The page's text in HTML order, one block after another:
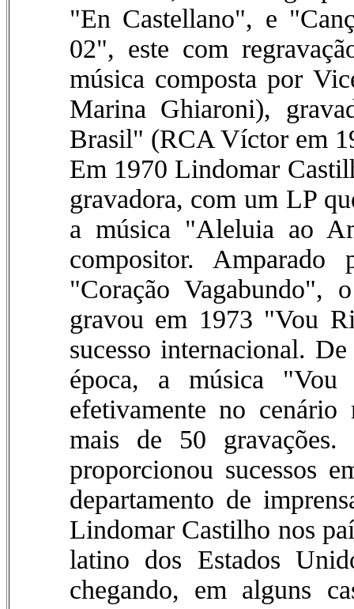
"En Castellano", e
02", este com
música composta por
Marina Ghiaroni),
Brasil" (RCA Víctor em
Em 1970 Lindomar
gravadora, com um LP
a música "Aleluia ao
compositor.
"Coração Vagabundo",
gravou em 1973 "Vou
sucesso internacional.
época, a música
efetivamente no
mais de 50
proporcionou sucessos
departamento de
Lindomar Castilho nos
latino dos Estados
chegando, em alguns